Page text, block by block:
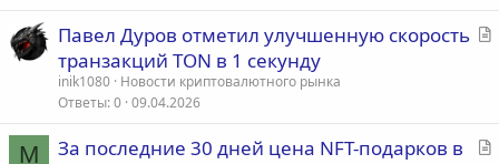
яС
я
Павел Дуров отметил улучшенную скорость
транзакций TON в 1 секунду
inik1080 Новости криптовалютного рынка
Ответы 0 09.04.2026
M
С
За последние 30 дней цена NFT-подарков в